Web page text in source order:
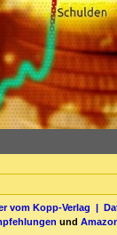
vom Kopp-Verlag |
und